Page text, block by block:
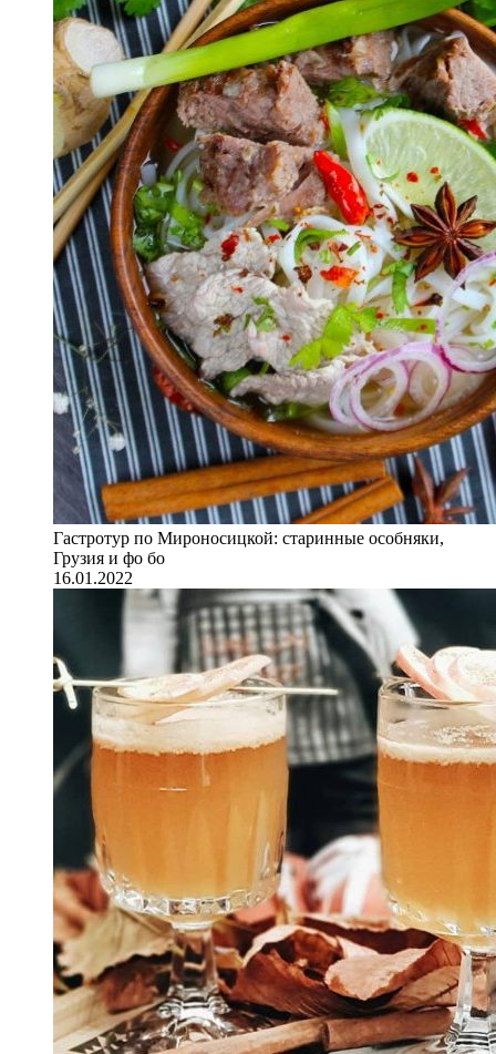
Гастротур по Мироносицкой: старинные особняки,
Грузия и фо бо
16.01.2022